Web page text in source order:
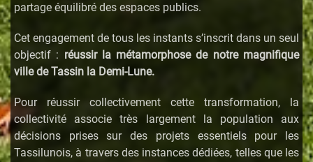
partage équilibré des espaces publics.
Cet engagement de tous les instants s’inscrit dans un seul
objectif : réussir la métamorphose de notre magnifique
ville de Tassin la Demi-Lune.
Pour réussir collectivement cette transformation, la
collectivité associe très largement la population aux
décisions prises sur des projets essentiels pour les
Tassilunois, à travers des instances dédiées, telles que les